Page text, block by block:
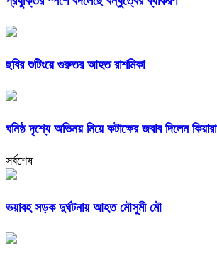
ছবির শুটিংয়ে গুরুতর আহত রাশমিকা
ঘনিষ্ঠ দৃশ্যে অভিনয় নিয়ে কটাক্ষের জবাব দিলেন কিয়ারা
সর্বশেষ
ভয়াবহ সড়ক দুর্ঘটনায় আহত মৌসুমী মৌ